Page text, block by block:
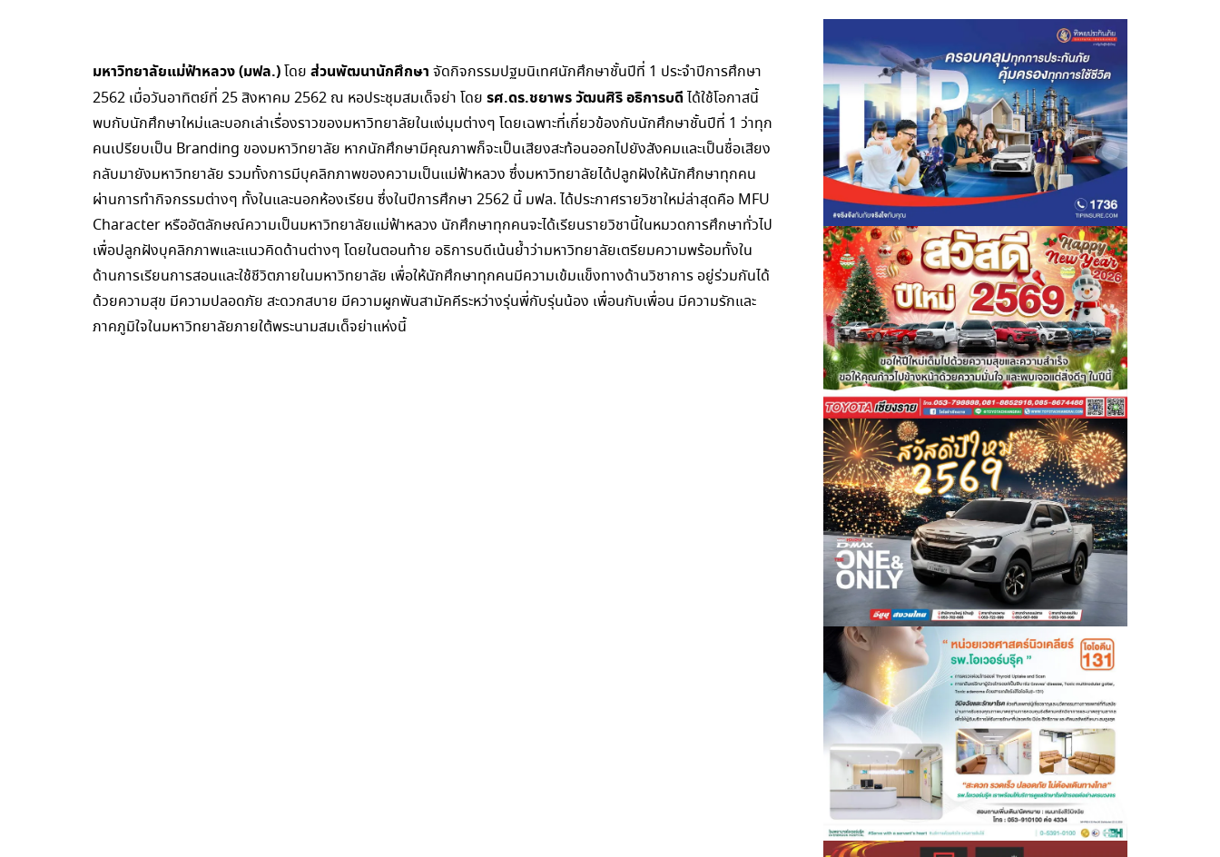
มหาวิทยาลัยแม่ฟ้าหลวง (มฟล.)โดย ส่วนพัฒนานักศึกษา จัดกิจกรรมปฐมนิเทศนักศึกษาชั้นปีที่ 1 ประจำปีการศึกษา
2562 เมื่อวันอาทิตย์ที่ 25 สิงหาคม 2562 ณ หอประชุมสมเด็จย่า โดย รศ.ดร.ชยาพร วัฒนศิริอธิการบดี ได้ใช้โอกาสนี้
พบกับนักศึกษาใหม่และบอกเล่าเรื่องราวของมหาวิทยาลัยในแง่มุมต่างๆ โดยเฉพาะที่เกี่ยวข้องกับนักศึกษาชั้นปีที่ 1 ว่าทุก
คนเปรียบเป็น Branding ของมหาวิทยาลัย หากนักศึกษามีคุณภาพก็จะเป็นเสียงสะท้อนออกไปยังสังคมและเป็นชื่อเสียง
กลับมายังมหาวิทยาลัย รวมทั้งการมีบุคลิกภาพของความเป็นแม่ฟ้าหลวง ซึ่งมหาวิทยาลัยได้ปลูกฝังให้นักศึกษาทุกคน
ผ่านการทำกิจกรรมต่างๆ ทั้งในและนอกห้องเรียน ซึ่งในปีการศึกษา 2562 นี้ มฟล. ได้ประกาศรายวิชาใหม่ล่าสุดคือ MFU
Character หรืออัตลักษณ์ความเป็นมหาวิทยาลัยแม่ฟ้าหลวง นักศึกษาทุกคนจะได้เรียนรายวิชานี้ในหมวดการศึกษาทั่วไป
เพื่อปลูกฝังบุคลิกภาพและแนวคิดด้านต่างๆ โดยในตอนท้าย อธิการบดีเน้นย้ำว่ามหาวิทยาลัยเตรียมความพร้อมทั้งใน
ด้านการเรียนการสอนและใช้ชีวิตภายในมหาวิทยาลัย เพื่อให้นักศึกษาทุกคนมีความเข้มแข็งทางด้านวิชาการ อยู่ร่วมกันได้
ด้วยความสุข มีความปลอดภัย สะดวกสบาย มีความผูกพันสามัคคีระหว่างรุ่นพี่กับรุ่นน้อง เพื่อนกับเพื่อน มีความรักและ
ภาคภูมิใจในมหาวิทยาลัยภายใต้พระนามสมเด็จย่าแห่งนี้